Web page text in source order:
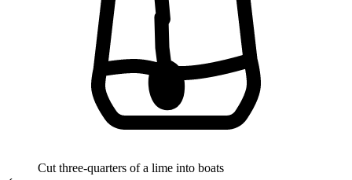
Cut three-quarters of a lime into boats